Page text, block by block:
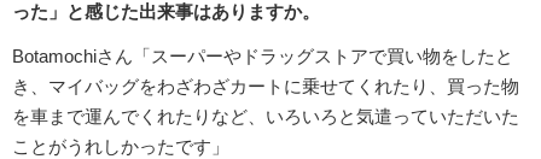
った」と感じた出来事はありますか。
Botamochiさん「スーパーやドラッグストアで買い物をしたと
き、マイバッグをわざわざカートに乗せてくれたり、買った物
を車まで運んでくれたりなど、いろいろと気遣っていただいた
ことがうれしかったです」